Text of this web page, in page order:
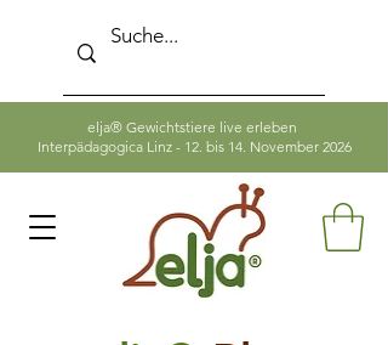
elja® Gewichtstiere live erleben
Interpädagogica Linz - 12. bis 14. November 2026